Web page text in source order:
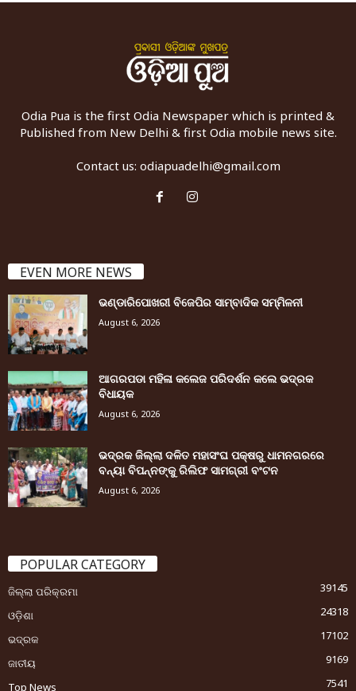
Odia Pua is the first Odia Newspaper which is printed &
Published from New Delhi & first Odia mobile news site.
Contact us: odiapuadelhi@gmail.com
EVEN MORE NEWS
ଭଣ୍ଡାରିପୋଖରୀ ବିଜେପିର ସାମ୍ବାଦିକ ସମ୍ମିଳନୀ
August 6, 2026
ଆଗରପଡା ମହିଳା କଲେଜ ପରିଦର୍ଶନ କଲେ ଭଦ୍ରକ
ବିଧାୟକ
August 6, 2026
ଭଦ୍ରକ ଜିଲ୍ଲା ଦଳିତ ମହାସଂଘ ପକ୍ଷରୁ ଧାମନଗରରେ
ବନ୍ୟା ବିପନ୍ନଙ୍କୁ ରିଲିଫ ସାମଗ୍ରୀ ବଂଟନ
August 6, 2026
POPULAR CATEGORY
ଜିଲ୍ଲା ପରିକ୍ରମା
39145
ଓଡ଼ିଶା
24318
ଭଦ୍ରକ
17102
ଜାତୀୟ
9169
Top News
7541